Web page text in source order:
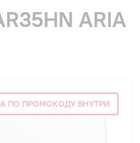
ARIA
ПО ПРОМОКОДУ ВНУТРИ